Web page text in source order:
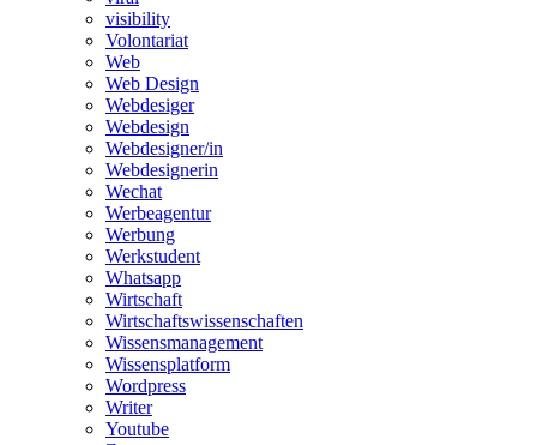
visibility
Volontariat
Web
Web Design
Webdesiger
Webdesign
Webdesigner/in
Webdesignerin
Wechat
Werbeagentur
Werbung
Werkstudent
Whatsapp
Wirtschaft
Wirtschaftswissenschaften
Wissensmanagement
Wissensplatform
Wordpress
Writer
Youtube